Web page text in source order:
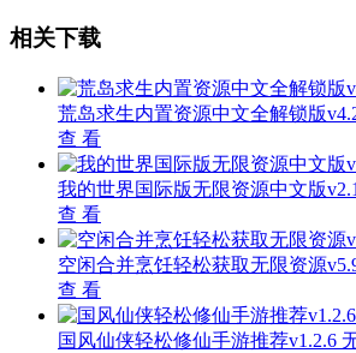
相关下载
荒岛求生内置资源中文全解锁版
查 看
我的世界国际版无限资源中文版
查 看
空闲合并烹饪轻松获取无限资源
查 看
国风仙侠轻松修仙手游推荐v1.2.6